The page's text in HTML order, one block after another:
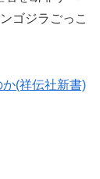
ゴジラごっこ
(祥伝社新書)